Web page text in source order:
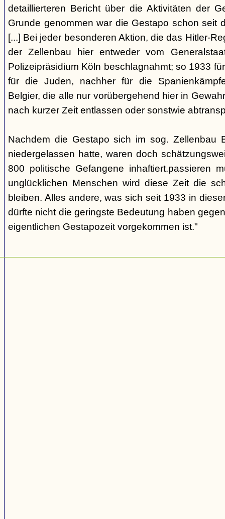
detaillierteren Bericht über die Aktivitäten der
Grunde genommen war die Gestapo schon seit
[...] Bei jeder besonderen Aktion, die das Hitler-
der Zellenbau hier entweder vom
Polizeipräsidium Köln beschlagnahmt; so 1933
für die Juden, nachher für die
Belgier, die alle nur vorübergehend hier in
nach kurzer Zeit entlassen oder sonstwie
Nachdem die Gestapo sich im sog. Zellenbau
niedergelassen hatte, waren doch
800 politische Gefangene inhaftiert.passieren
unglücklichen Menschen wird diese Zeit die
bleiben. Alles andere, was sich seit 1933 in
dürfte nicht die geringste Bedeutung haben
eigentlichen Gestapozeit vorgekommen ist."